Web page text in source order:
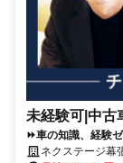
未経験可|中古
⏩️車の知識、経験
＋先輩同席で接客
ネクステージ幕